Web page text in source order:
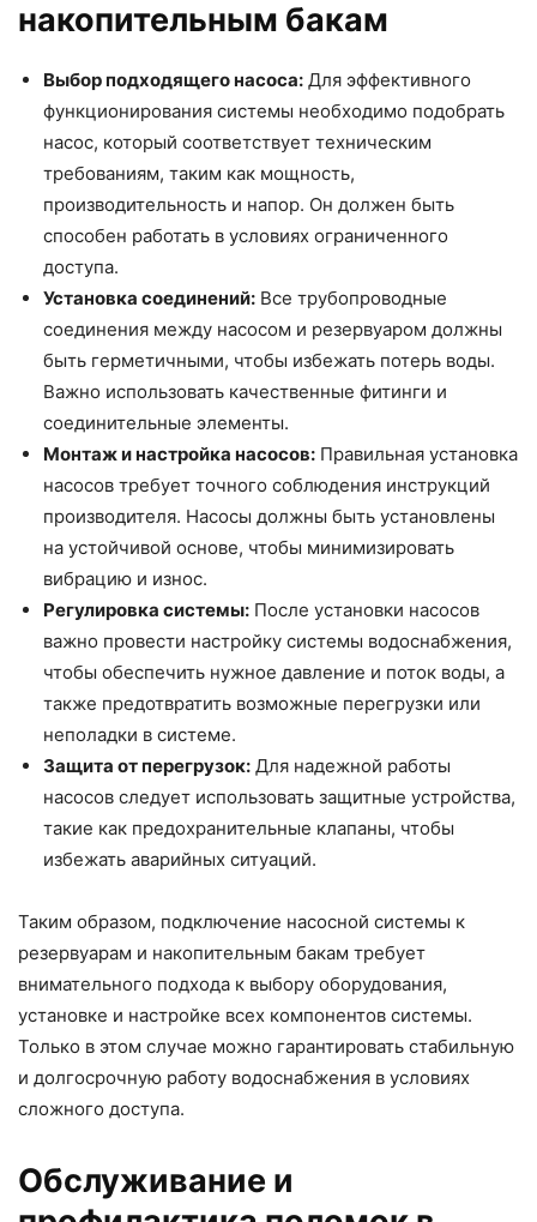
накопительным бакам
Выбор подходящего насоса: Для эффективного
функционирования системы необходимо подобрать
насос, который соответствует техническим
требованиям, таким как мощность,
производительность и напор. Он должен быть
способен работать в условиях ограниченного
доступа.
Установка соединений: Все трубопроводные
соединения между насосом и резервуаром должны
быть герметичными, чтобы избежать потерь воды.
Важно использовать качественные фитинги и
соединительные элементы.
Монтаж и настройка насосов: Правильная установка
насосов требует точного соблюдения инструкций
производителя. Насосы должны быть установлены
на устойчивой основе, чтобы минимизировать
вибрацию и износ.
Регулировка системы: После установки насосов
важно провести настройку системы водоснабжения,
чтобы обеспечить нужное давление и поток воды, а
также предотвратить возможные перегрузки или
неполадки в системе.
Защита от перегрузок: Для надежной работы
насосов следует использовать защитные устройства,
такие как предохранительные клапаны, чтобы
избежать аварийных ситуаций.
Таким образом, подключение насосной системы к
резервуарам и накопительным бакам требует
внимательного подхода к выбору оборудования,
установке и настройке всех компонентов системы.
Только в этом случае можно гарантировать стабильную
и долгосрочную работу водоснабжения в условиях
сложного доступа.
Обслуживание и